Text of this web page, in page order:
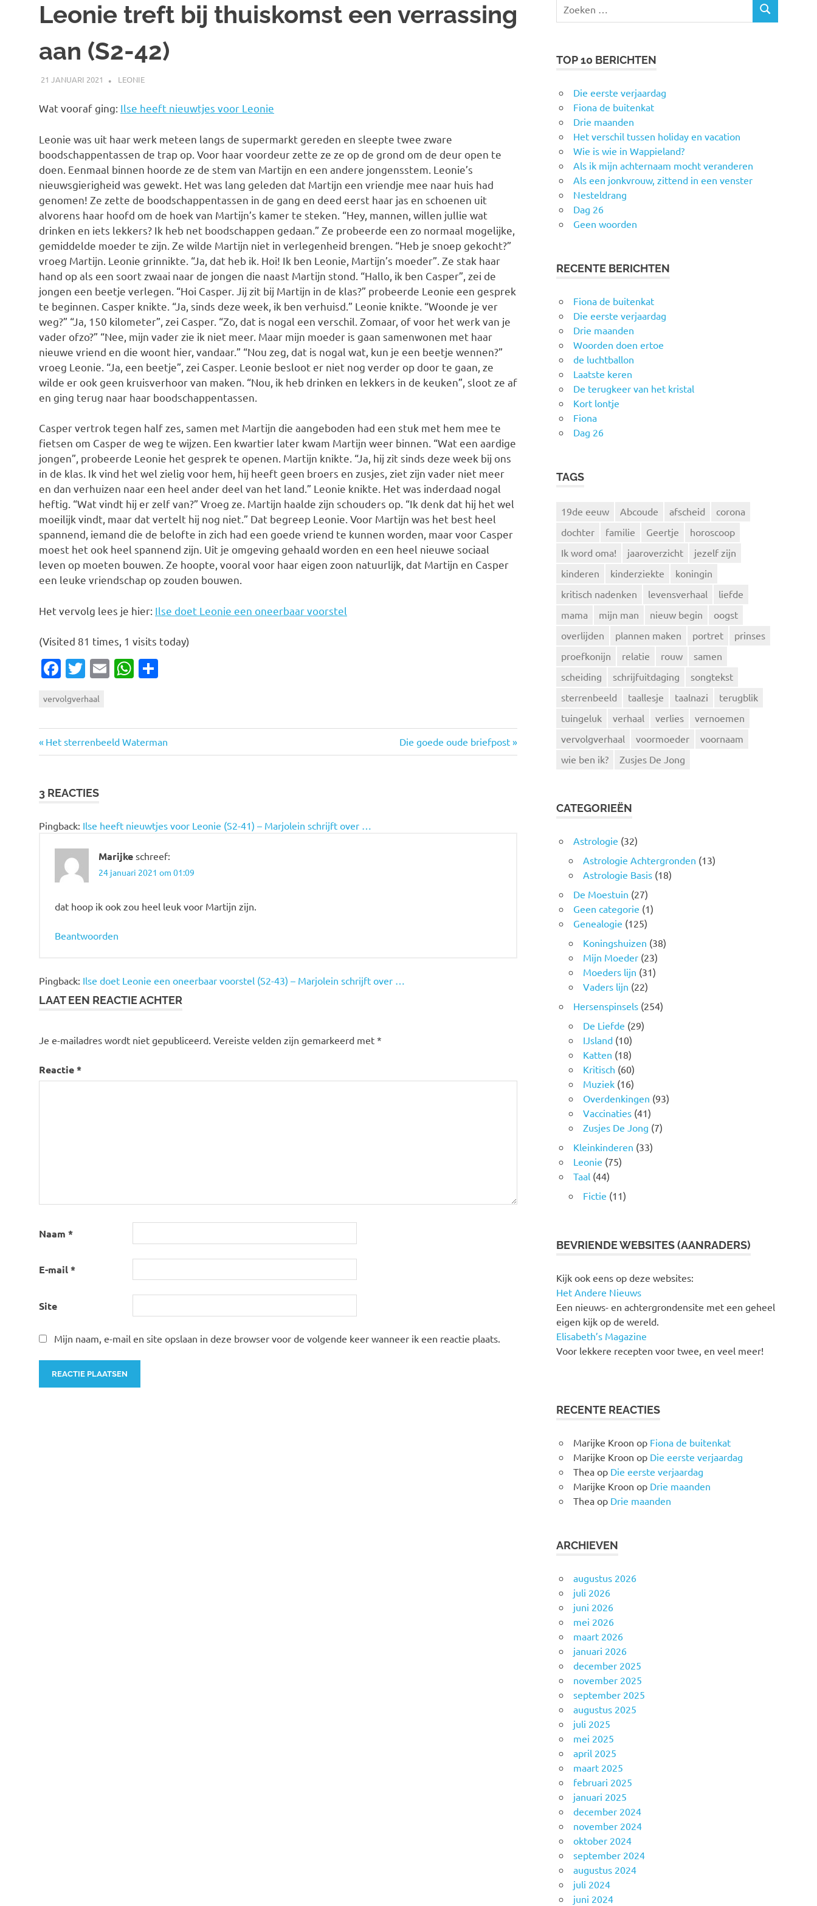
Leonie treft bij thuiskomst een verrassing
aan (S2-42)
21 JANUARI 2021 MARJOLEIN
LEONIE
Wat vooraf ging: Ilse heeft nieuwtjes voor Leonie
Leonie was uit haar werk meteen langs de supermarkt gereden en sleepte twee zware
boodschappentassen de trap op. Voor haar voordeur zette ze ze op de grond om de deur open te
doen. Eenmaal binnen hoorde ze de stem van Martijn en een andere jongensstem. Leonie’s
nieuwsgierigheid was gewekt. Het was lang geleden dat Martijn een vriendje mee naar huis had
genomen! Ze zette de boodschappentassen in de gang en deed eerst haar jas en schoenen uit
alvorens haar hoofd om de hoek van Martijn’s kamer te steken. “Hey, mannen, willen jullie wat
drinken en iets lekkers? Ik heb net boodschappen gedaan.” Ze probeerde een zo normaal mogelijke,
gemiddelde moeder te zijn. Ze wilde Martijn niet in verlegenheid brengen. “Heb je snoep gekocht?”
vroeg Martijn. Leonie grinnikte. “Ja, dat heb ik. Hoi! Ik ben Leonie, Martijn’s moeder”. Ze stak haar
hand op als een soort zwaai naar de jongen die naast Martijn stond. “Hallo, ik ben Casper”, zei de
jongen een beetje verlegen. “Hoi Casper. Jij zit bij Martijn in de klas?” probeerde Leonie een gesprek
te beginnen. Casper knikte. “Ja, sinds deze week, ik ben verhuisd.” Leonie knikte. “Woonde je ver
weg?” “Ja, 150 kilometer”, zei Casper. “Zo, dat is nogal een verschil. Zomaar, of voor het werk van je
vader ofzo?” “Nee, mijn vader zie ik niet meer. Maar mijn moeder is gaan samenwonen met haar
nieuwe vriend en die woont hier, vandaar.” “Nou zeg, dat is nogal wat, kun je een beetje wennen?”
vroeg Leonie. “Ja, een beetje”, zei Casper. Leonie besloot er niet nog verder op door te gaan, ze
wilde er ook geen kruisverhoor van maken. “Nou, ik heb drinken en lekkers in de keuken”, sloot ze af
en ging terug naar haar boodschappentassen.
Casper vertrok tegen half zes, samen met Martijn die aangeboden had een stuk met hem mee te
fietsen om Casper de weg te wijzen. Een kwartier later kwam Martijn weer binnen. “Wat een aardige
jongen”, probeerde Leonie het gesprek te openen. Martijn knikte. “Ja, hij zit sinds deze week bij ons
in de klas. Ik vind het wel zielig voor hem, hij heeft geen broers en zusjes, ziet zijn vader niet meer
en dan verhuizen naar een heel ander deel van het land.” Leonie knikte. Het was inderdaad nogal
heftig. “Wat vindt hij er zelf van?” Vroeg ze. Martijn haalde zijn schouders op. “Ik denk dat hij het wel
moeilijk vindt, maar dat vertelt hij nog niet.” Dat begreep Leonie. Voor Martijn was het best heel
spannend, iemand die de belofte in zich had een goede vriend te kunnen worden, maar voor Casper
moest het ook heel spannend zijn. Uit je omgeving gehaald worden en een heel nieuwe sociaal
leven op moeten bouwen. Ze hoopte, vooral voor haar eigen zoon natuurlijk, dat Martijn en Casper
een leuke vriendschap op zouden bouwen.
Het vervolg lees je hier: Ilse doet Leonie een oneerbaar voorstel
(Visited 81 times, 1 visits today)
Facebook
Twitter
EmailWhatsApp
vervolgverhaal
Bericht
Vorige
bericht:
Het sterrenbeeld Waterman
Volgende
bericht:
Die goede oude briefpost
3 REACTIES
Pingback: Ilse heeft nieuwtjes voor Leonie (S2-41) – Marjolein schrijft over …
Marijke schreef:
24 januari 2021 om 01:09
dat hoop ik ook zou heel leuk voor Martijn zijn.
Beantwoorden
Pingback: Ilse doet Leonie een oneerbaar voorstel (S2-43) – Marjolein schrijft over …
LAAT EEN REACTIE ACHTER
Je e-mailadres wordt niet gepubliceerd. Vereiste velden zijn gemarkeerd met *
Reactie*
Naam *
E-mail*
Site
Mijn naam, e-mail en site opslaan in deze browser voor de volgende keer wanneer ik een reactie plaats.
Zoeken
ZOEKEN
TOP 10 BERICHTEN
Die eerste verjaardag
Fiona de buitenkat
Drie maanden
Het verschil tussen holiday en vacation
Wie is wie in Wappieland?
Als ik mijn achternaam mocht veranderen
Als een jonkvrouw, zittend in een venster
Nesteldrang
Dag 26
Geen woorden
RECENTE BERICHTEN
Fiona de buitenkat
Die eerste verjaardag
Drie maanden
Woorden doen ertoe
de luchtballon
Laatste keren
De terugkeer van het kristal
Kort lontje
Fiona
Dag 26
TAGS
19de eeuw Abcoude afscheid
corona
dochter
familie Geertje
horoscoop
Ik word oma!
jaaroverzicht
jezelf zijn
kinderen
kinderziekte
koningin
kritisch nadenken
levensverhaal
liefde
mama
mijn man nieuw begin
oogst
overlijden
plannen maken portret
prinses
proefkonijn
relatie rouw
samen
scheiding
schrijfuitdaging
songtekst
sterrenbeeld
taallesje taalnazi
terugblik
tuingeluk
verhaal verlies
vernoemen
vervolgverhaal
voormoeder
voornaam
wie ben ik?
Zusjes De Jong
CATEGORIEËN
Astrologie (32)
Astrologie Achtergronden (13)
Astrologie Basis (18)
De Moestuin (27)
Geen categorie (1)
Genealogie (125)
Koningshuizen (38)
Mijn Moeder (23)
Moeders lijn (31)
Vaders lijn (22)
Hersenspinsels (254)
De Liefde (29)
IJsland (10)
Katten (18)
Kritisch (60)
Muziek (16)
Overdenkingen (93)
Vaccinaties (41)
Zusjes De Jong (7)
Kleinkinderen (33)
Leonie (75)
Taal (44)
Fictie (11)
BEVRIENDE WEBSITES (AANRADERS)
Kijk ook eens op deze websites:
Het Andere Nieuws
Een nieuws- en achtergrondensite met een geheel
eigen kijk op de wereld.
Elisabeth’s Magazine
Voor lekkere recepten voor twee, en veel meer!
RECENTE REACTIES
Marijke Kroon op Fiona de buitenkat
Marijke Kroon op Die eerste verjaardag
Thea op Die eerste verjaardag
Marijke Kroon op Drie maanden
Thea op Drie maanden
ARCHIEVEN
augustus 2026
juli 2026
juni 2026
mei 2026
maart 2026
januari 2026
december 2025
november 2025
september 2025
augustus 2025
juli 2025
mei 2025
april 2025
maart 2025
februari 2025
januari 2025
december 2024
november 2024
oktober 2024
september 2024
augustus 2024
juli 2024
juni 2024